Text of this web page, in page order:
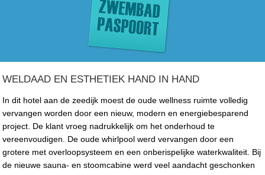
WELDAAD EN ESTHETIEK HAND IN HAND
In dit hotel aan de zeedijk moest de oude wellness ruimte volledig
vervangen worden door een nieuw, modern en energiebesparend
project. De klant vroeg nadrukkelijk om het onderhoud te
vereenvoudigen. De oude whirlpool werd vervangen door een
grotere met overloopsysteem en een onberispelijke waterkwaliteit. Bij
de nieuwe sauna- en stoomcabine werd veel aandacht geschonken